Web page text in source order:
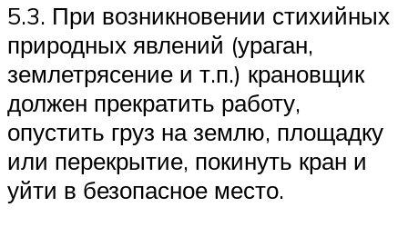
5.3. При возникновении стихийных
природных явлений (ураган,
землетрясение и т.п.) крановщик
должен прекратить работу,
опустить груз на землю, площадку
или перекрытие, покинуть кран и
уйти в безопасное место.